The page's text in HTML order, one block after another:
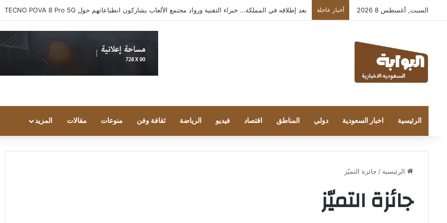
السبت, أغسطس 8 2026 أخبار عاجلة بعد إطلاقه في المملكة… خبراء التقنية ورواد مجتمع الألعاب يشاركون انطباعاتهم حول TECNO POVA 8 Pro 5G
الرئيسية اخبار السعودية دولي المناطق اقتصاد فيديو الرياضة ثقافة وفن منوعات مقالات المزيد
الرئيسية / جائزة التميّز
جائزة التميّز